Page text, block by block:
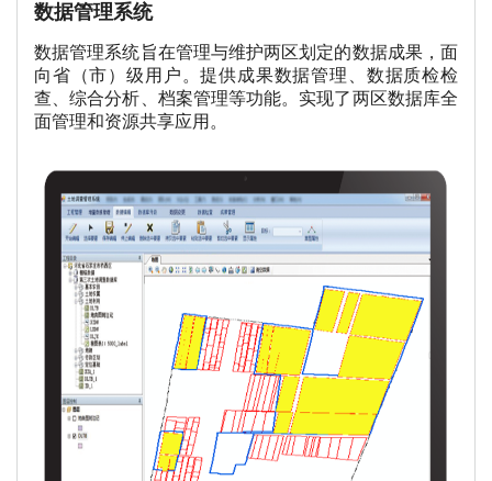
数据管理系统
数据管理系统旨在管理与维护两区划定的数据成果，面
向省（市）级用户。提供成果数据管理、数据质检检
查、综合分析、档案管理等功能。实现了两区数据库全
面管理和资源共享应用。